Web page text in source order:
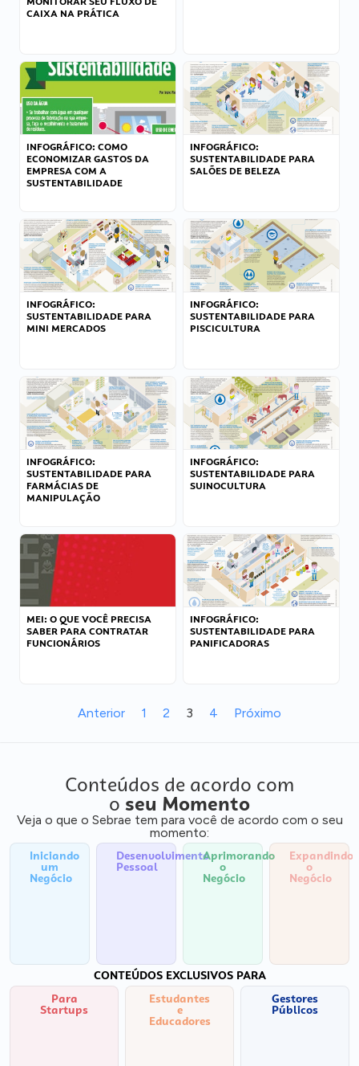
CAIXA NA PRÁTICA
INFOGRÁFICO: COMO
ECONOMIZAR GASTOS DA
EMPRESA COM A
SUSTENTABILIDADE
INFOGRÁFICO:
SUSTENTABILIDADE PARA
SALÕES DE BELEZA
INFOGRÁFICO:
SUSTENTABILIDADE PARA
MINI MERCADOS
INFOGRÁFICO:
SUSTENTABILIDADE PARA
PISCICULTURA
INFOGRÁFICO:
SUSTENTABILIDADE PARA
FARMÁCIAS DE
MANIPULAÇÃO
INFOGRÁFICO:
SUSTENTABILIDADE PARA
SUINOCULTURA
MEI: O QUE VOCÊ PRECISA
SABER PARA CONTRATAR
FUNCIONÁRIOS
INFOGRÁFICO:
SUSTENTABILIDADE PARA
PANIFICADORAS
Anterior 1 2 3 4 Próximo
Conteúdos de acordo com
o seu Momento
Veja o que o Sebrae tem para você de acordo com o seu
momento:
Iniciando
um
Negócio
Desenvolvimento
Pessoal
Aprimorando
o
Negócio
Expandindo
o
Negócio
CONTEÚDOS EXCLUSIVOS PARA
Para
Startups
Estudantes
e
Educadores
Gestores
Públicos